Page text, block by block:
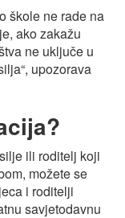
škole ne rade na
ako zakažu
ne uključe u
upozorava
ili roditelj koji
možete se
i roditelji
savjetodavnu